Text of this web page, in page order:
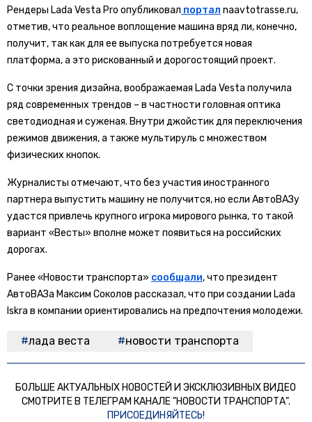
Рендеры Lada Vesta Pro опубликовал портал naavtotrasse.ru,
отметив, что реальное воплощение машина вряд ли, конечно,
получит, так как для ее выпуска потребуется новая
платформа, а это рискованный и дорогостоящий проект.
С точки зрения дизайна, воображаемая Lada Vesta получила
ряд современных трендов – в частности головная оптика
светодиодная и суженая. Внутри джойстик для переключения
режимов движения, а также мультируль с множеством
физических кнопок.
Журналисты отмечают, что без участия иностранного
партнера выпустить машину не получится, но если АвтоВАЗу
удастся привлечь крупного игрока мирового рынка, то такой
вариант «Весты» вполне может появиться на российских
дорогах.
Ранее «Новости транспорта» сообщали, что президент
АвтоВАЗа Максим Соколов рассказал, что при создании Lada
Iskra в компании ориентировались на предпочтения молодежи.
лада веста новости транспорта
БОЛЬШЕ АКТУАЛЬНЫХ НОВОСТЕЙ И ЭКСКЛЮЗИВНЫХ ВИДЕО
СМОТРИТЕ В ТЕЛЕГРАМ КАНАЛЕ "НОВОСТИ ТРАНСПОРТА".
ПРИСОЕДИНЯЙТЕСЬ!